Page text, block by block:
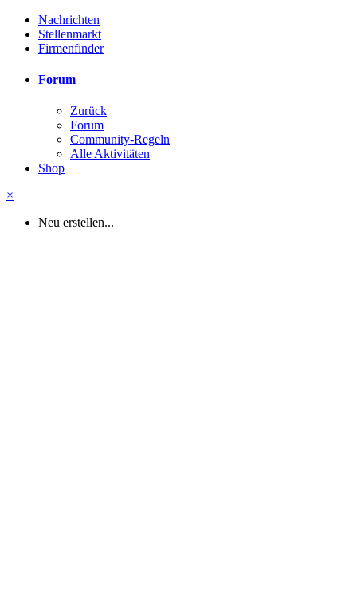
Nachrichten
Stellenmarkt
Firmenfinder
Forum
Zurück
Forum
Community-Regeln
Alle Aktivitäten
Shop
×
Neu erstellen...